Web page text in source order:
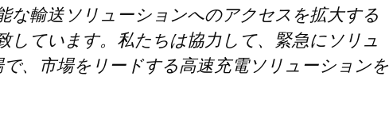
な輸送ソリューションへのアクセスを拡大する
しています。私たちは協力して、緊急にソリュ
、市場をリードする高速充電ソリューションを